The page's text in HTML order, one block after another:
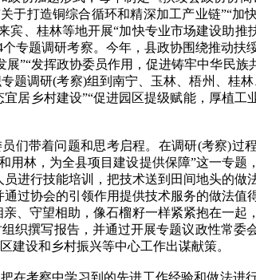
于打造铜综合循环和精深加工产业链”“加
、桂林等地开展“加快专业市场建设助推
专题调研考察。今年，县政协围绕推动扶
”“发挥政协委员作用，促进铸牢中华民族
题调研(考察)组到南宁、玉林、梧州、桂
居乡村建设”“促进园区提级赋能，厚植工
带着问题和思考启程。在调研(考察)过
林，为全县项目建设提供保障”这一专题
进行技能培训，把技术送到田间地头的做
过协会的引领作用提供技术服务的做法值
、守望相助，像石榴籽一样紧紧抱在一起
织撰写报告，并通过开展专题议政性常委
建设和乡村振兴等中心工作出谋献策。
考察中学习到的先进工作经验和做法进